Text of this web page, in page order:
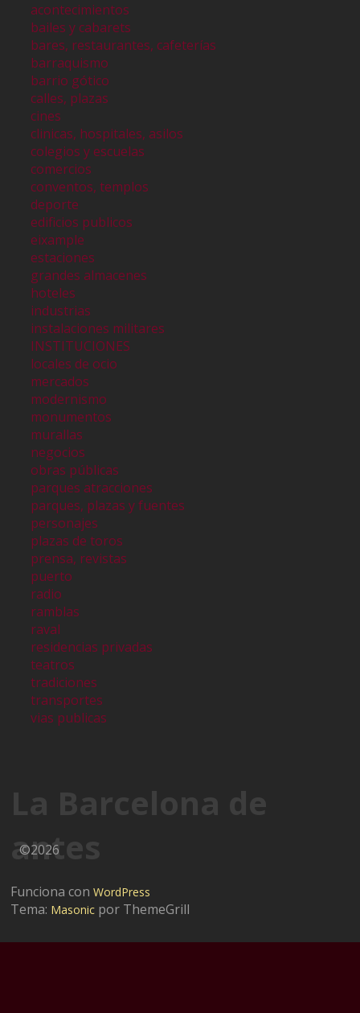
acontecimientos
bailes y cabarets
bares, restaurantes, cafeterías
barraquismo
barrio gótico
calles, plazas
cines
clinicas, hospitales, asilos
colegios y escuelas
comercios
conventos, templos
deporte
edificios publicos
eixample
estaciones
grandes almacenes
hoteles
industrias
instalaciones militares
INSTITUCIONES
locales de ocio
mercados
modernismo
monumentos
murallas
negocios
obras públicas
parques atracciones
parques, plazas y fuentes
personajes
plazas de toros
prensa, revistas
puerto
radio
ramblas
raval
residencias privadas
teatros
tradiciones
transportes
vias publicas
La Barcelona de
antes
©2026
Funciona conWordPress
Tema: Masonic por ThemeGrill